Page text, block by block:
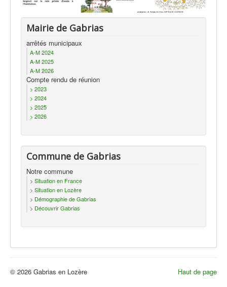
Mairie de Gabrias
arrêtés municipaux
A-M 2024
A-M 2025
A-M 2026
Compte rendu de réunion
> 2023
> 2024
> 2025
> 2026
Commune de Gabrias
Notre commune
> Situation en France
> Situation en Lozère
> Démographie de Gabrias
> Découvrir Gabrias
Haut de page
© 2026 Gabrias en Lozère